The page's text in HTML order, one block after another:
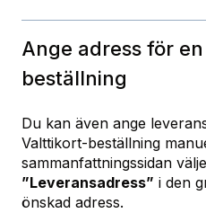
Ange adress för
beställning
Du kan även ange
Valttikort‑beställning
sammanfattningssidan
”Leveransadress” i den
önskad adress.